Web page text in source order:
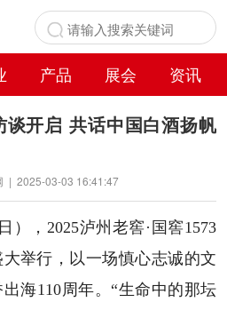
产品 展会
资讯
谈开启 共话中国白酒扬帆
| 2025-03-03 16:41:47
），2025泸州老窖·国窖1573
举行，以一场慎心志诚的文
海110周年。“生命中的那坛